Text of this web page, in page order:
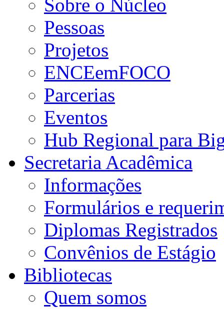
Sobre o Núcleo
Pessoas
Projetos
ENCEemFOCO
Parcerias
Eventos
Hub Regional para
Secretaria Acadêmica
Informações
Formulários e
Diplomas Registrados
Convênios de Estágio
Bibliotecas
Quem somos